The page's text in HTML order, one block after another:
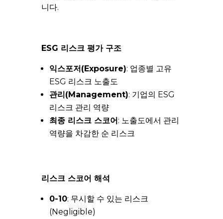
니다.
ESG 리스크 평가 구조
익스포저(Exposure): 업종별 고유
ESG 리스크 노출도
관리(Management): 기업의 ESG
리스크 관리 역량
최종 리스크 스코어: 노출도에서 관리
역량을 차감한 순 리스크
리스크 스코어 해석
0-10: 무시할 수 있는 리스크
(Negligible)